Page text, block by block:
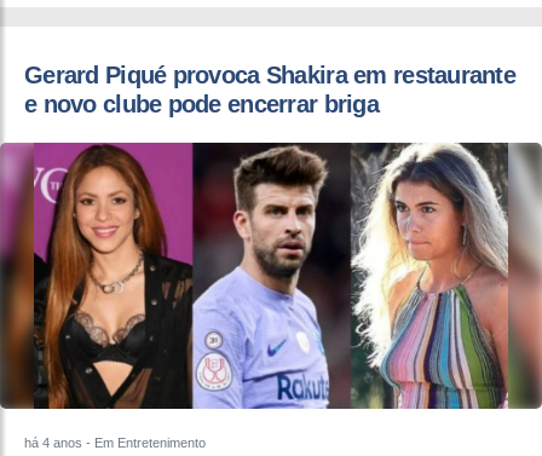
Gerard Piqué provoca Shakira em restaurante
e novo clube pode encerrar briga
há 4 anos - Em Entretenimento